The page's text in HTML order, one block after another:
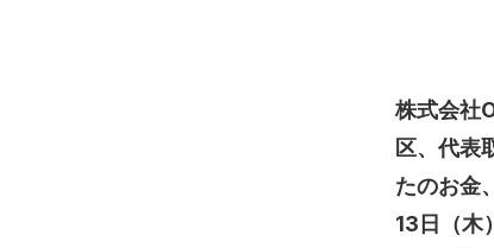
株式会社
区、代表
たのお金
13日（木